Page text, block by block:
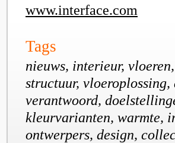
www.interface.com
Tags
nieuws, interieur,
structuur, vloeroplossing,
verantwoord,
kleurvarianten, warmte,
ontwerpers, design,